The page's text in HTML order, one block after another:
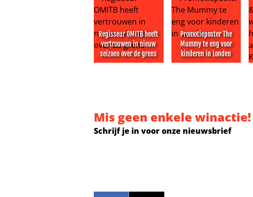
Regisseur OMITB heeft
vertrouwen in nieuw
seizoen over de grens
Promotieposter The
Mummy te eng voor
kinderen in Londen
Mis geen enkele winactie!
Schrijf je in voor onze nieuwsbrief